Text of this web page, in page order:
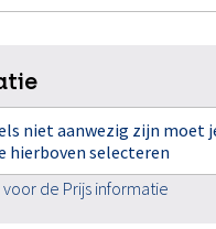
niet aanwezig zijn moet
hierboven selecteren
de Prijs informatie